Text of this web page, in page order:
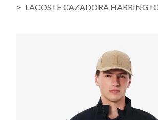
LACOSTE CAZADORA